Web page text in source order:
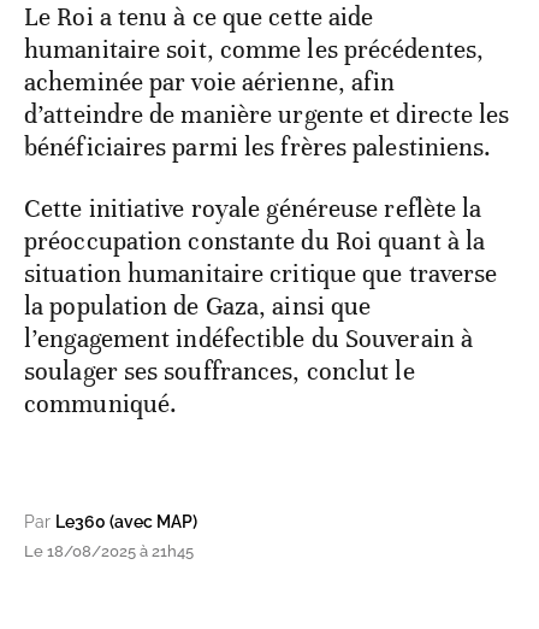
Le Roi a tenu à ce que cette aide
humanitaire soit, comme les précédentes,
acheminée par voie aérienne, afin
d’atteindre de manière urgente et directe les
bénéficiaires parmi les frères palestiniens.
Cette initiative royale généreuse reflète la
préoccupation constante du Roi quant à la
situation humanitaire critique que traverse
la population de Gaza, ainsi que
l’engagement indéfectible du Souverain à
soulager ses souffrances, conclut le
communiqué.
Par Le360 (avec MAP)
Le 18/08/2025 à 21h45